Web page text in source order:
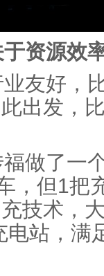
资源效
友好，
出发，
做了一
，但1把
技术，
电站，满